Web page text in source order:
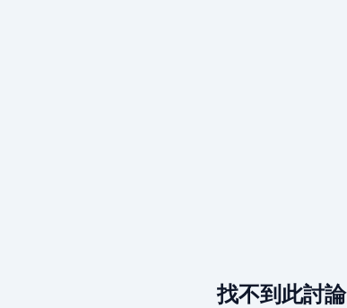
找不到此討論